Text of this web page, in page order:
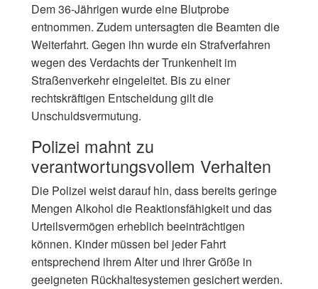
Dem 36-Jährigen wurde eine Blutprobe
entnommen. Zudem untersagten die Beamten die
Weiterfahrt. Gegen ihn wurde ein Strafverfahren
wegen des Verdachts der Trunkenheit im
Straßenverkehr eingeleitet. Bis zu einer
rechtskräftigen Entscheidung gilt die
Unschuldsvermutung.
Polizei mahnt zu
verantwortungsvollem Verhalten
Die Polizei weist darauf hin, dass bereits geringe
Mengen Alkohol die Reaktionsfähigkeit und das
Urteilsvermögen erheblich beeinträchtigen
können. Kinder müssen bei jeder Fahrt
entsprechend ihrem Alter und ihrer Größe in
geeigneten Rückhaltesystemen gesichert werden.